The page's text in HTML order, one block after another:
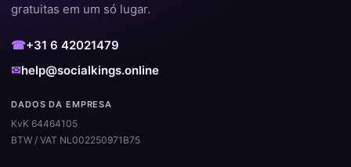
qualidade e satisfação do cliente. Com milhares de pedidos
recorrentes, sabemos exatamente o que funciona.
✔️ Processamento rápido e automático
✔️ Não é necessário senha
gratuitas em um só lugar.
☎+31 6 42021479
✉help@socialkings.online
DADOS DA EMPRESA
KvK 64464105
BTW / VAT NL002250971B75